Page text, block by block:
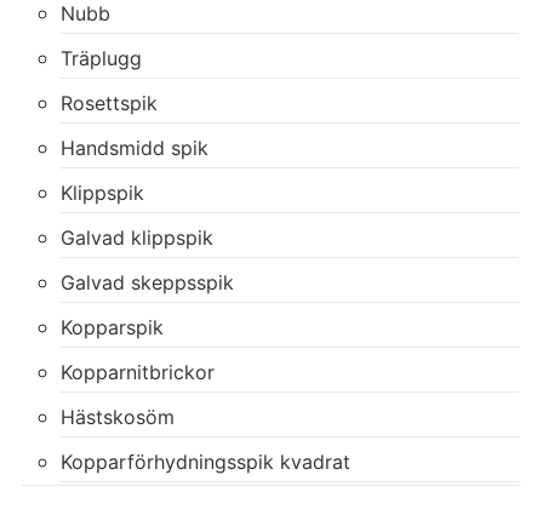
Nubb
Träplugg
Rosettspik
Handsmidd spik
Klippspik
Galvad klippspik
Galvad skeppsspik
Kopparspik
Kopparnitbrickor
Hästskosöm
Kopparförhydningsspik kvadrat